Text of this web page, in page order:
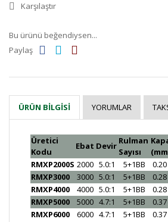
Karşılaştır
Bu ürünü beğendiysen...
Paylaş
ÜRÜN BILGISI YORUMLAR
Üretici
Kodu
Ebat Devir Rulman
Sayısı
RMXP2000S 2000 5.0:1 5+1BB
RMXP3000
3000 5.0:1 5+1BB
RMXP4000
4000 5.0:1 5+1BB
RMXP5000
5000 4.7:1 5+1BB
RMXP6000
6000 4.7:1 5+1BB